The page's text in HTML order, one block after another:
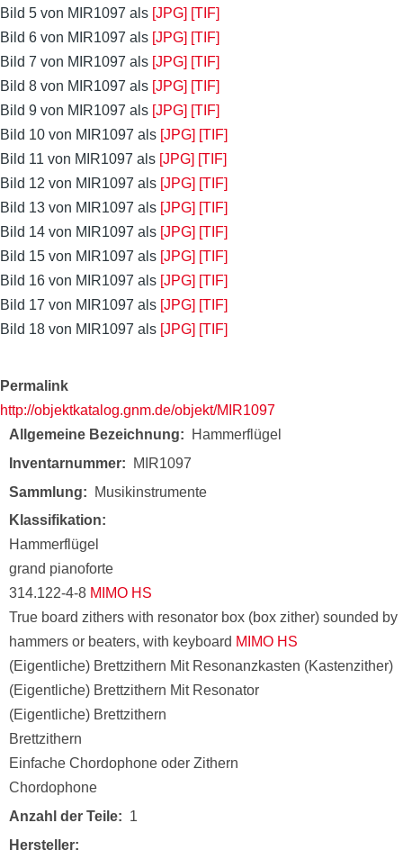
Bild 5 von MIR1097 als [JPG] [TIF]
Bild 6 von MIR1097 als [JPG] [TIF]
Bild 7 von MIR1097 als [JPG] [TIF]
Bild 8 von MIR1097 als [JPG] [TIF]
Bild 9 von MIR1097 als [JPG] [TIF]
Bild 10 von MIR1097 als [JPG] [TIF]
Bild 11 von MIR1097 als [JPG] [TIF]
Bild 12 von MIR1097 als [JPG] [TIF]
Bild 13 von MIR1097 als [JPG] [TIF]
Bild 14 von MIR1097 als [JPG] [TIF]
Bild 15 von MIR1097 als [JPG] [TIF]
Bild 16 von MIR1097 als [JPG] [TIF]
Bild 17 von MIR1097 als [JPG] [TIF]
Bild 18 von MIR1097 als [JPG] [TIF]
Permalink
http://objektkatalog.gnm.de/objekt/MIR1097
Allgemeine Bezeichnung
Hammerflügel
Inventarnummer
MIR1097
Sammlung
Musikinstrumente
Klassifikation
Hammerflügel
grand pianoforte
314.122-4-8 MIMO HS
True board zithers with resonator box (box zither) sounded by
hammers or beaters, with keyboard MIMO HS
(Eigentliche) Brettzithern Mit Resonanzkasten (Kastenzither)
(Eigentliche) Brettzithern Mit Resonator
(Eigentliche) Brettzithern
Brettzithern
Einfache Chordophone oder Zithern
Chordophone
Anzahl der Teile
1
Hersteller